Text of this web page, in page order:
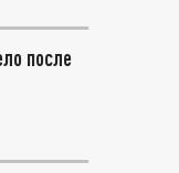
после